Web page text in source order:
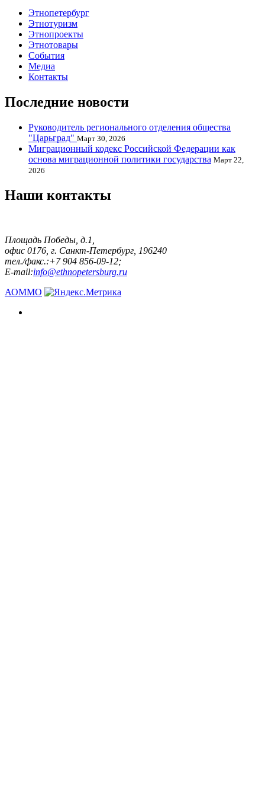
Этнопетербург
Этнотуризм
Этнопроекты
Этнотовары
События
Медиа
Контакты
Последние новости
Руководитель регионального отделения общества
"Царьград" Март 30, 2026
Миграционный кодекс Российской Федерации как
основа миграционной политики государства Март 22,
2026
Наши контакты
Площадь Победы, д.1,
офис 0176, г. Санкт-Петербург, 196240
тел./факс.:+7 904 856-09-12;
E-mail:info@ethnopetersburg.ru
АОММО